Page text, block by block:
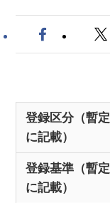
登録区分（暫
に記載）
登録基準（暫
に記載）